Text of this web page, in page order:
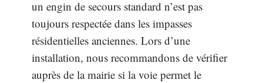
un engin de secours standard n’est pas
toujours respectée dans les impasses
résidentielles anciennes. Lors d’une
installation, nous recommandons de vérifier
auprès de la mairie si la voie permet le